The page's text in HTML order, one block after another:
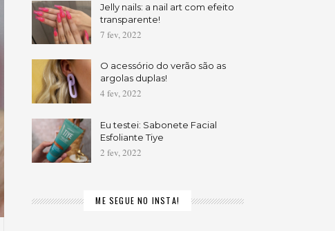
Jelly nails: a nail art com efeito
transparente!
7 fev, 2022
O acessório do verão são as
argolas duplas!
4 fev, 2022
Eu testei: Sabonete Facial
Esfoliante Tiye
2 fev, 2022
ME SEGUE NO INSTA!